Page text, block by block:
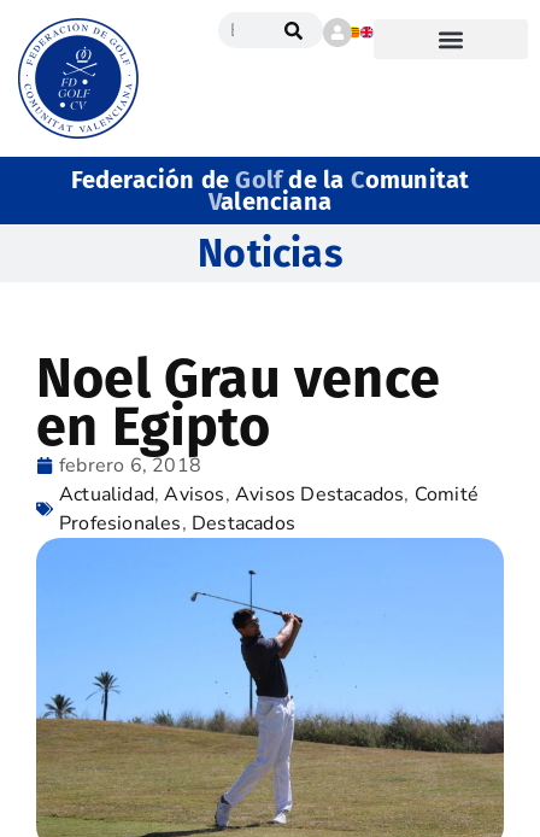
Federación deGolfde la Comunitat
Valenciana
Noticias
Noel Grau vence
en Egipto
febrero 6, 2018
Actualidad,Avisos,Avisos Destacados, Comité
Profesionales, Destacados